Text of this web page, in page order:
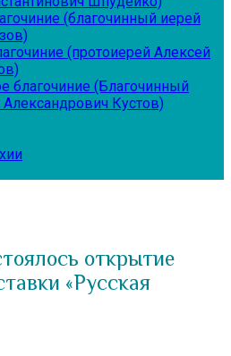
(благочинный иерей
(протоиерей Алексей
благочиние (Благочинный
Кустов)
открытие
«Русская